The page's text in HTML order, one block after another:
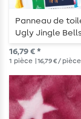
Panneau de
Ugly Jingle
Christmas
16,79 € *
1 pièce | 16,79 € / pièce